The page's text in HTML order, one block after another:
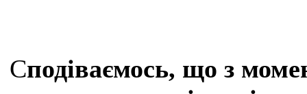
Сподіваємось, що з